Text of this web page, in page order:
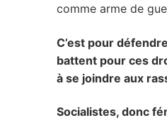
comme arme de
C’est pour
battent pour ces
à se joindre aux
Socialistes, donc